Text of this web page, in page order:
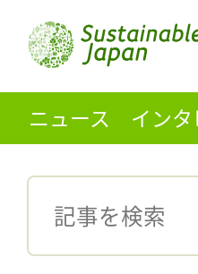
ニュース イン